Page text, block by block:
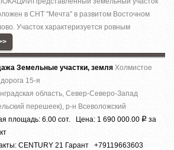
в СНТ ''Мечта'' в развитом Восточном
Участок характеризуется ровным
Земельные участки, земля Холмистое
15-я
область, Север-Северо-Запад
перешеек), р-н Всеволожский
площадь: 6.00 сот. Цена: 1 690 000.00 Р за
CENTURY 21 Гарант +79119663603